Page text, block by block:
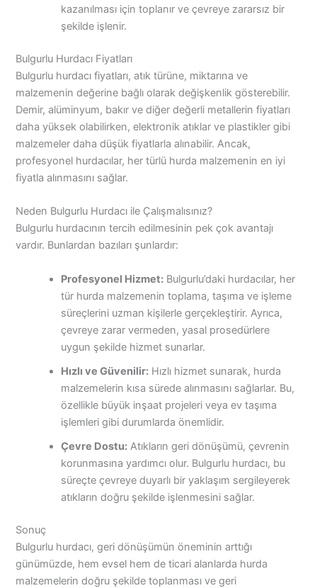
kazanılması için toplanır ve çevreye zararsız bir
şekilde işlenir.
Bulgurlu Hurdacı Fiyatları
Bulgurlu hurdacı fiyatları, atık türüne, miktarına ve
malzemenin değerine bağlı olarak değişkenlik gösterebilir.
Demir, alüminyum, bakır ve diğer değerli metallerin fiyatları
daha yüksek olabilirken, elektronik atıklar ve plastikler gibi
malzemeler daha düşük fiyatlarla alınabilir. Ancak,
profesyonel hurdacılar, her türlü hurda malzemenin en iyi
fiyatla alınmasını sağlar.
Neden Bulgurlu Hurdacı ile Çalışmalısınız?
Bulgurlu hurdacının tercih edilmesinin pek çok avantajı
vardır. Bunlardan bazıları şunlardır:
Profesyonel Hizmet:Bulgurlu’daki hurdacılar, her
tür hurda malzemenin toplama, taşıma ve işleme
süreçlerini uzman kişilerle gerçekleştirir. Ayrıca,
çevreye zarar vermeden, yasal prosedürlere
uygun şekilde hizmet sunarlar.
Hızlı ve Güvenilir:Hızlı hizmet sunarak, hurda
malzemelerin kısa sürede alınmasını sağlarlar. Bu,
özellikle büyük inşaat projeleri veya ev taşıma
işlemleri gibi durumlarda önemlidir.
Çevre Dostu:Atıkların geri dönüşümü, çevrenin
korunmasına yardımcı olur. Bulgurlu hurdacı, bu
süreçte çevreye duyarlı bir yaklaşım sergileyerek
atıkların doğru şekilde işlenmesini sağlar.
Sonuç
Bulgurlu hurdacı, geri dönüşümün öneminin arttığı
günümüzde, hem evsel hem de ticari alanlarda hurda
malzemelerin doğru şekilde toplanması ve geri